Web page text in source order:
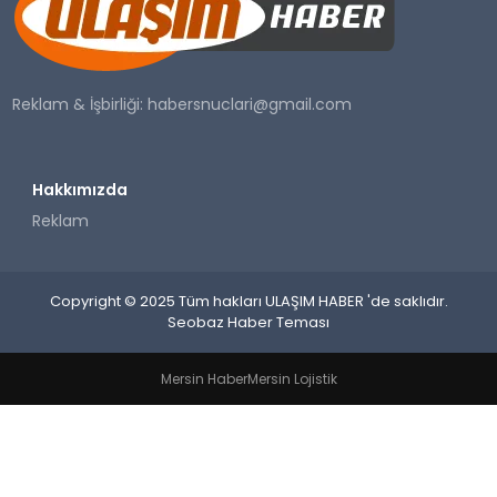
SAĞLIK
YAŞAM
Reklam & İşbirliği:habersnuclari@gmail.com
Hakkımızda
Reklam
Copyright © 2025 Tüm hakları ULAŞIM HABER 'de saklıdır.
Seobaz Haber Teması
Mersin HaberMersin Lojistik